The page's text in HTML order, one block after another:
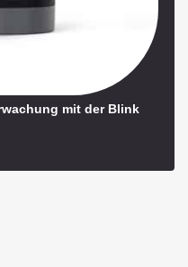
mit der Blink